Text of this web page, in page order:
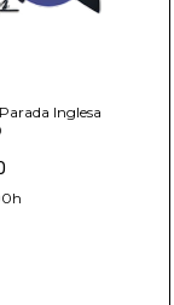
Inglesa